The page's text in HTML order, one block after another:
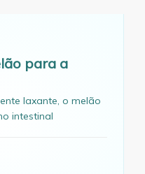
para a
laxante, o melão
intestinal